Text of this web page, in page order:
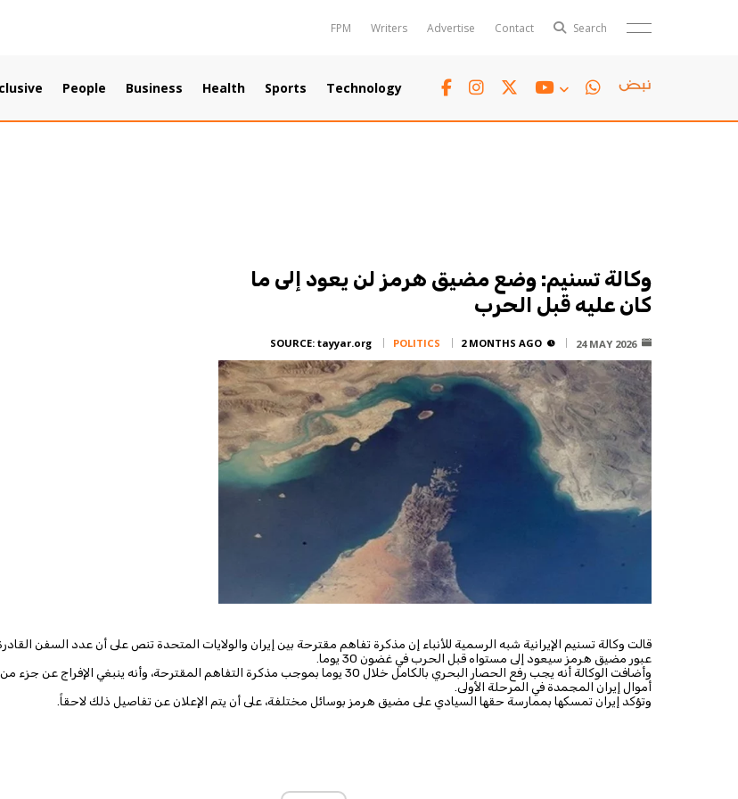
FPM Writers Advertise Contact Search
Polls
People Business Health Sports Technology
TTV
وكالة تسنيم: وضع مضيق هرمز لن يعود إلى ما
كان عليه قبل الحرب
24 MAY 2026
2 MONTHS AGO
POLITICS
SOURCE:tayyar.org
قالت وكالة تسنيم ​الإيرانية شبه الرسمية ‌للأنباء إن مذكرة تفاهم مقترحة بين ​إيران والولايات ​المتحدة تنص على أن ⁠عدد السفن
عبور ​مضيق هرمز سيعود إلى مستواه قبل الحرب في ​غضون 30 ​يوما.
وأضافت الوكالة أنه يجب ‌رفع ⁠الحصار البحري بالكامل خلال 30 يوما بموجب مذكرة ​التفاهم المقترحة، ​وأنه ⁠ينبغي الإفراج عن جزء ​من
أموال ​إيران ⁠المجمدة في المرحلة الأولى.
وتؤكد إيران تمسكها بممارسة حقها السيادي على مضيق هرمز بوسائل مختلفة، على أن يتم الإعلان عن تفاصيل ذلك لاحقاً.